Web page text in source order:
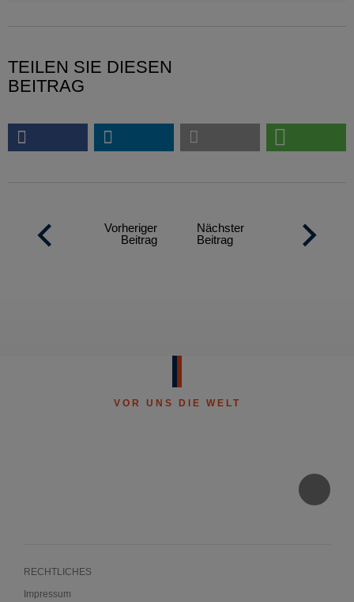
TEILEN SIE DIESEN
BEITRAG
Vorheriger
Beitrag
Nächster
Beitrag
VOR UNS DIE WELT
RECHTLICHES
Impressum